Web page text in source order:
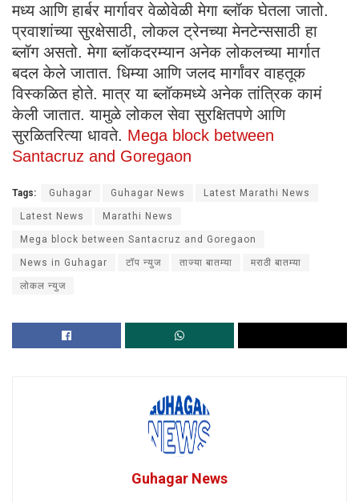
मध्य आणि हार्बर मार्गावर वेळोवेळी मेगा ब्लॉक घेतला जातो.
प्रवाशांच्या सुरक्षेसाठी, लोकल ट्रेनच्या मेनटेन्ससाठी हा
ब्लॉग असतो. मेगा ब्लॉकदरम्यान अनेक लोकलच्या मार्गात
बदल केले जातात. धिम्या आणि जलद मार्गांवर वाहतूक
विस्कळित होते. मात्र या ब्लॉकमध्ये अनेक तांत्रिक कामं
केली जातात. यामुळे लोकल सेवा सुरक्षितपणे आणि
सुरळितरित्या धावते. Mega block between
Santacruz and Goregaon
Tags: Guhagar Guhagar News Latest Marathi News
Latest News Marathi News
Mega block between Santacruz and Goregaon
News in Guhagar टॉप न्युज ताज्या बातम्या मराठी बातम्या
लोकल न्युज
Guhagar News